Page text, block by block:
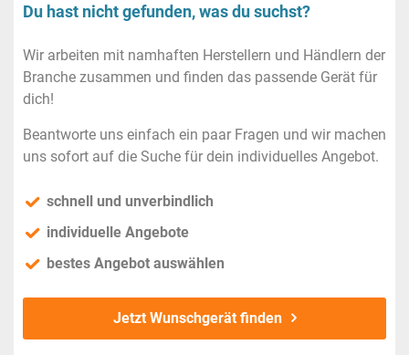
Du hast nicht gefunden, was du suchst?
Wir arbeiten mit namhaften Herstellern und Händlern der
Branche zusammen und finden das passende Gerät für
dich!
Beantworte uns einfach ein paar Fragen und wir machen
uns sofort auf die Suche für dein individuelles Angebot.
schnell und unverbindlich
individuelle Angebote
bestes Angebot auswählen
Jetzt Wunschgerät finden